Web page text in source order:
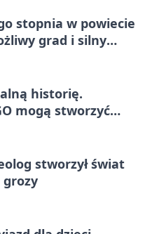
stopnia w powiecie
grad i silny
historię.
mogą stworzyć
stworzył świat
grozy